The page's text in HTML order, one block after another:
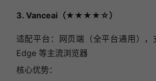
3. Vanceai（★★★★☆）
适配平台：网页端（全平台通用），
Edge 等主流浏览器
核心优势：